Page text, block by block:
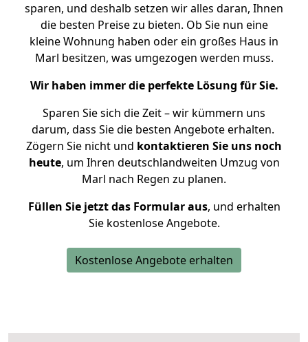
sparen, und deshalb setzen wir alles daran, Ihnen
die besten Preise zu bieten. Ob Sie nun eine
kleine Wohnung haben oder ein großes Haus in
Marl besitzen, was umgezogen werden muss.
Wir haben immer die perfekte Lösung für Sie.
Sparen Sie sich die Zeit – wir kümmern uns
darum, dass Sie die besten Angebote erhalten.
Zögern Sie nicht und kontaktieren Sie uns noch
heute, um Ihren deutschlandweiten Umzug von
Marl nach Regen zu planen.
Füllen Sie jetzt das Formular aus, und erhalten
Sie kostenlose Angebote.
Kostenlose Angebote erhalten